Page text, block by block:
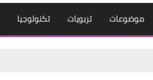
موضوعات تربويات تكنولوجيا